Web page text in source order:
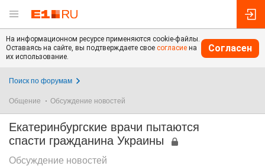
На информационном ресурсе применяются cookie-файлы.
Оставаясь на сайте, вы подтверждаете свое согласие на
их использование.
Согласен
Поиск по форумам
Общение Обсуждение новостей
Екатеринбургские врачи пытаются
спасти гражданина Украины
Обсуждение новостей